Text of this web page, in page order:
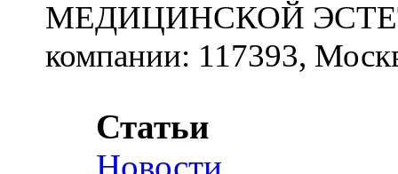
МЕДИЦИНСКОЙ
компании: 117393,
Статьи
Новости